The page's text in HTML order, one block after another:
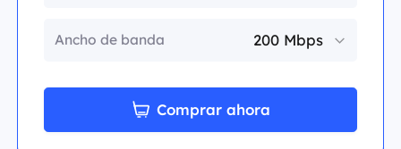
Ancho de banda
Comprar ahora